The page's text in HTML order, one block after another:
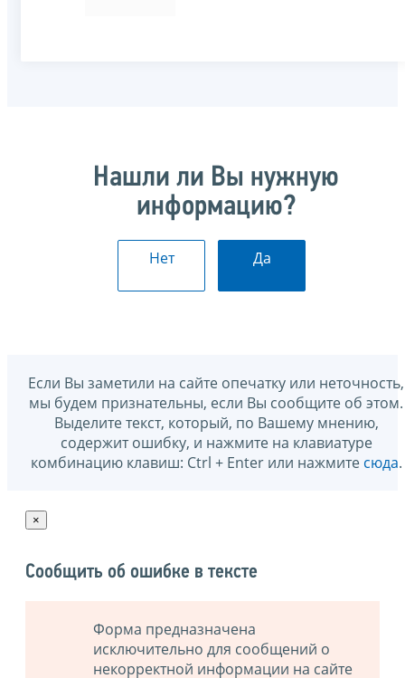
Нашли ли Вы нужную
информацию?
Нет Да
Если Вы заметили на сайте опечатку или неточность,
мы будем признательны, если Вы сообщите об этом.
Выделите текст, который, по Вашему мнению,
содержит ошибку, и нажмите на клавиатуре
комбинацию клавиш: Ctrl + Enter или нажмите сюда.
×
Сообщить об ошибке в тексте
Форма предназначена
исключительно для сообщений о
некорректной информации на сайте